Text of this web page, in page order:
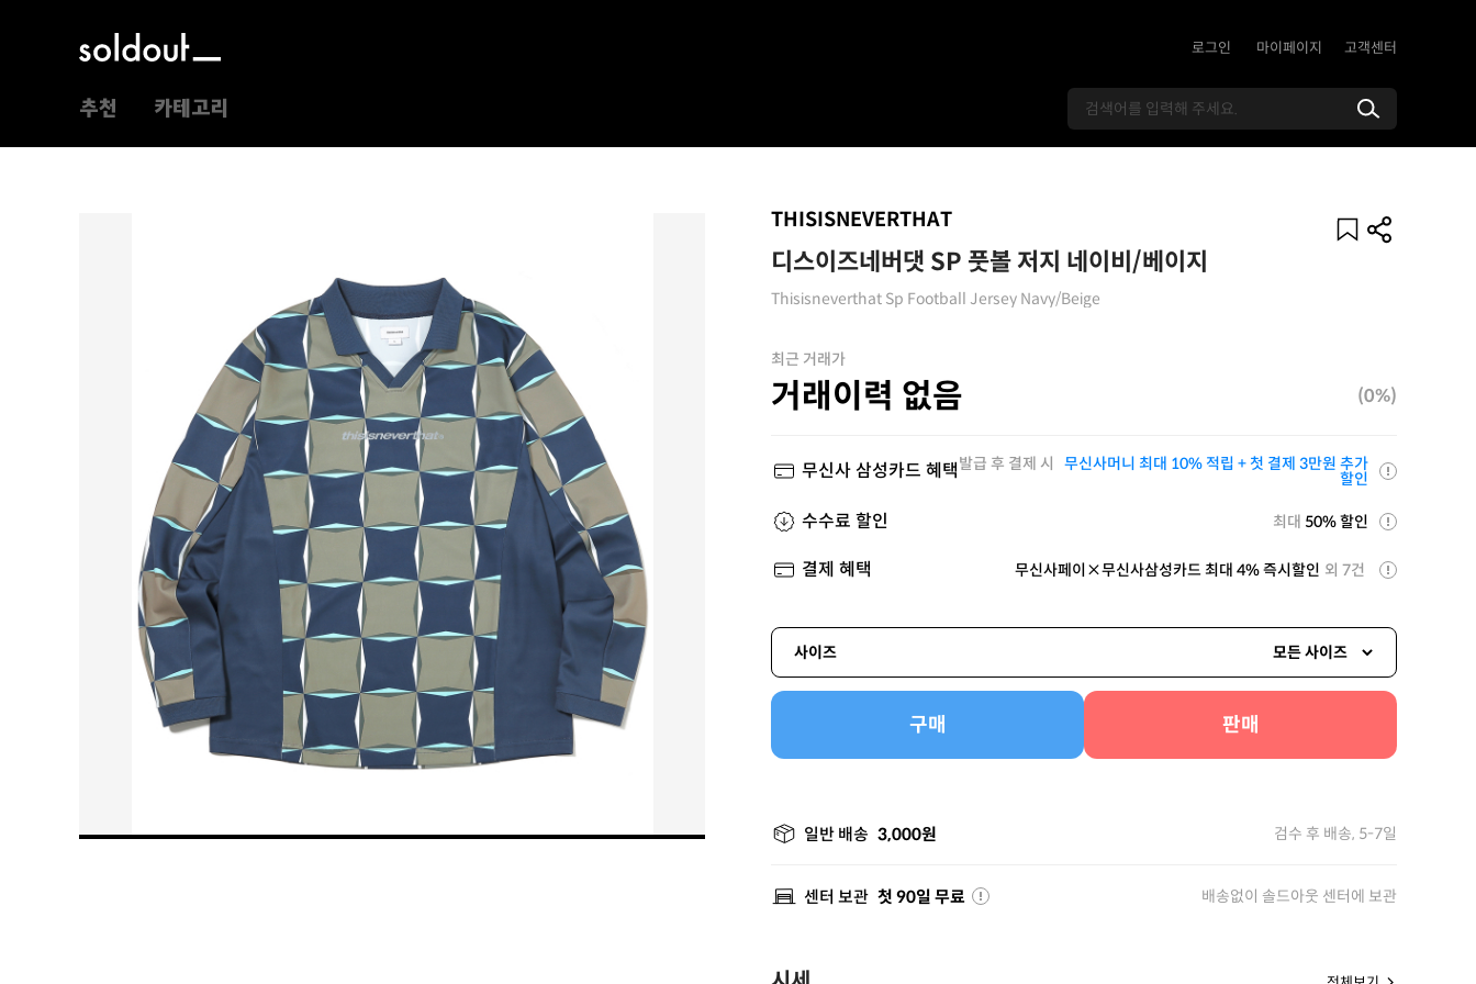
로그인 마이페이지 고객센터
추천 카테고리
THISISNEVERTHAT
디스이즈네버댓 SP 풋볼 저지 네이비/베이지
Thisisneverthat Sp Football Jersey Navy/Beige
최근 거래가
거래이력 없음 (0%)
무신사 삼성카드 혜택발급 후 결제 시 무신사머니 최대 10% 적립 + 첫 결제 3만원 추가
할인
수수료 할인 최대 50% 할인
결제 혜택 무신사페이×무신사삼성카드 최대 4% 즉시할인 외 7건
사이즈 모든 사이즈
구매 판매
일반 배송 3,000원 검수 후 배송, 5-7일
센터 보관 첫 90일 무료 배송없이 솔드아웃 센터에 보관